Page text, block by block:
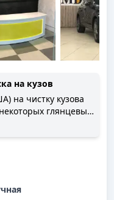
на кузов
на чистку кузова
глянцевых
- все